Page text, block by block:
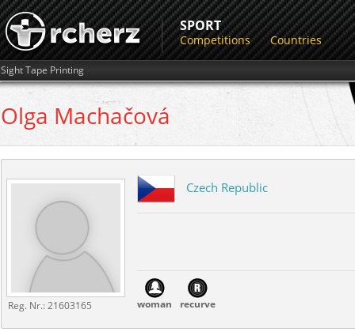
SPORT
Competitions Countries
Sight Tape Printing
Olga Machačová
Reg. Nr.:21603165
Czech Republic
woman recurve